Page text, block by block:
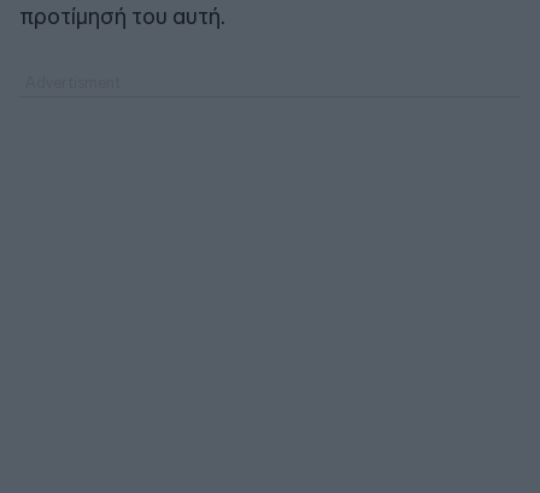
προτίμησή του αυτή.